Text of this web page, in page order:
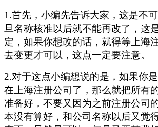
1.首先，小编先告诉大家，这是不
旦名称核准以后就不能再改了，这
定，如果你想改的话，就得等上海
去变更才可以，这点一定要注意。
2.对于这点小编想说的是，如果你
在上海注册公司了，那么就把所有
准备好，不要又因为之前注册公司
本没有算好，和公司名称以后又觉